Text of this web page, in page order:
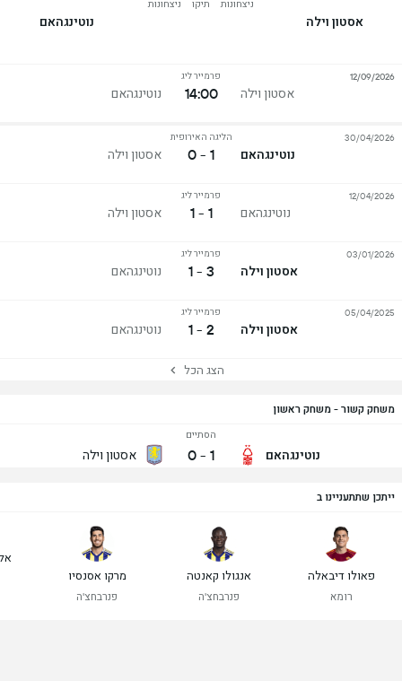
משחק קשור - משחק ראשון
נוטינגהאם
הסתיים
1
-
0 אסטון וילה
אסטון וילה
ניצחונות תיקו ניצחונות
נוטינגהאם
אסטון וילה
פרמייר ליג
14:00 נוטינגהאם
12/09/2026
נוטינגהאם
הליגה האירופית
1 - 0 אסטון וילה
30/04/2026
נוטינגהאם
פרמייר ליג
1 - 1 אסטון וילה
12/04/2026
אסטון וילה
פרמייר ליג
3 - 1 נוטינגהאם
03/01/2026
אסטון וילה
פרמייר ליג
2 - 1 נוטינגהאם
05/04/2025
הצג הכל
ייתכן שתתעניינו ב
פאולו דיבאלה
רומא
אנגולו קאנטה
פנרבחצ'ה
מרקו אסנסיו
פנרבחצ'ה